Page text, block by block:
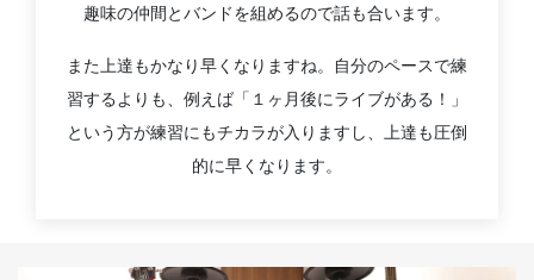
趣味の仲間とバンドを組めるので話も合います。
また上達もかなり早くなりますね。自分のペースで練
習するよりも、例えば「１ヶ月後にライブがある！」
という方が練習にもチカラが入りますし、上達も圧倒
的に早くなります。